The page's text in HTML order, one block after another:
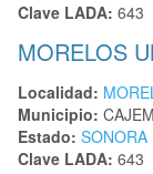
Clave LADA: 643
MORELOS
Localidad:
Municipio:
Estado: SONORA
Clave LADA: 643